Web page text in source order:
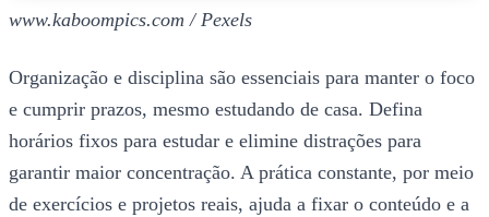
www.kaboompics.com / Pexels
Organização e disciplina são essenciais para manter o foco
e cumprir prazos, mesmo estudando de casa. Defina
horários fixos para estudar e elimine distrações para
garantir maior concentração. A prática constante, por meio
de exercícios e projetos reais, ajuda a fixar o conteúdo e a